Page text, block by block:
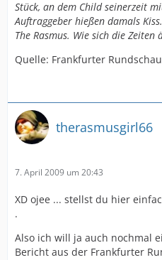
Stück, an dem Child seinerzeit
Auftraggeber hießen damals
The Rasmus. Wie sich die Zeiten
Quelle: Frankfurter Rundschau
therasmusgirl66
7. April 2009 um 20:43
XD ojee ... stellst du hier
.
Also ich will ja auch nochmal
Bericht aus der Frankfurter